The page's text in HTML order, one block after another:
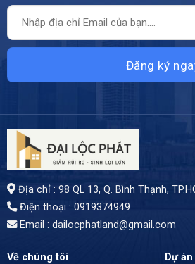
Địa chỉ : 98 QL 13, Q. Bình Thạnh,
Điện thoại : 0919374949
Email : dailocphatland@gmail.com
Về chúng tôi
Dự